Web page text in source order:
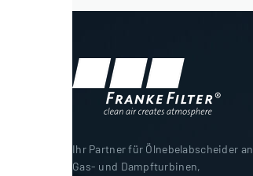
Ihr Partner für Ölnebelabscheider an
Gas- und Dampfturbinen,